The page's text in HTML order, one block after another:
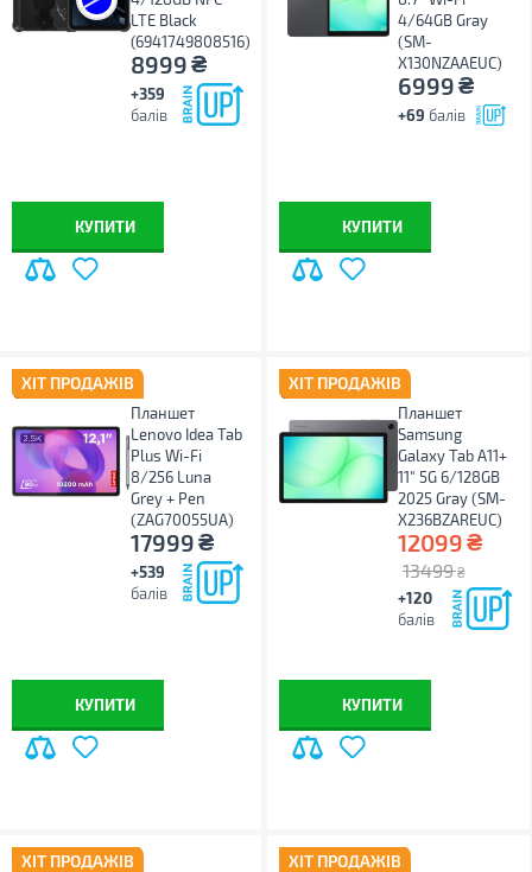
LTE Black
(6941749808516)
8999₴
+359
балів
КУПИТИ
4/64GB Gray
(SM-
X130NZAAEUC)
6999₴
+69 балів
КУПИТИ
ХІТ ПРОДАЖІВ
Планшет
Lenovo Idea Tab
Plus Wi-Fi
8/256 Luna
Grey + Pen
(ZAG70055UA)
17999₴
+539
балів
КУПИТИ
ХІТ ПРОДАЖІВ
Планшет
Samsung
Galaxy Tab A11+
11" 5G 6/128GB
2025 Gray (SM-
X236BZAREUC)
12099₴
13499 ₴
+120
балів
КУПИТИ
ХІТ ПРОДАЖІВ ХІТ ПРОДАЖІВ